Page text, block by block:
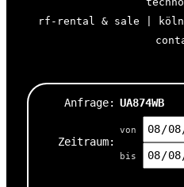
rf-rental & sale | köln
Anfrage: UA874WB
Zeitraum:
von
bis